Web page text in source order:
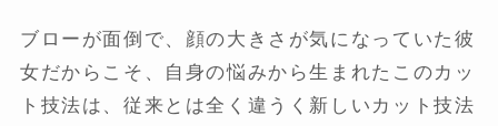
ブローが面倒で、顔の大きさが気になっていた彼
女だからこそ、自身の悩みから生まれたこのカッ
ト技法は、従来とは全く違うく新しいカット技法